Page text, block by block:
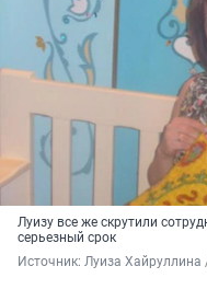
Луизу все же скрутили
серьезный срок
Источник: Луиза Хайруллина